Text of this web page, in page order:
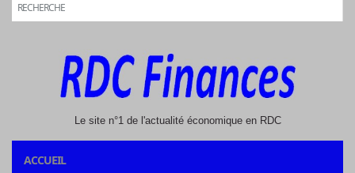
RECHERCHE
Le site n°1 de l'actualité économique en RDC
ACCUEIL